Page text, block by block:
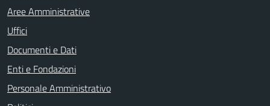
Aree Amministrative
Uffici
Documenti e Dati
Enti e Fondazioni
Personale Amministrativo